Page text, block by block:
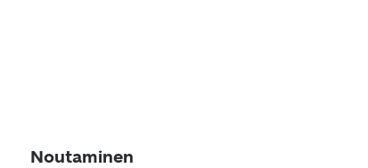
Noutaminen